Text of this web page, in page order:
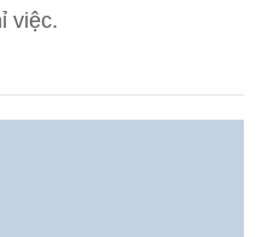
việc.